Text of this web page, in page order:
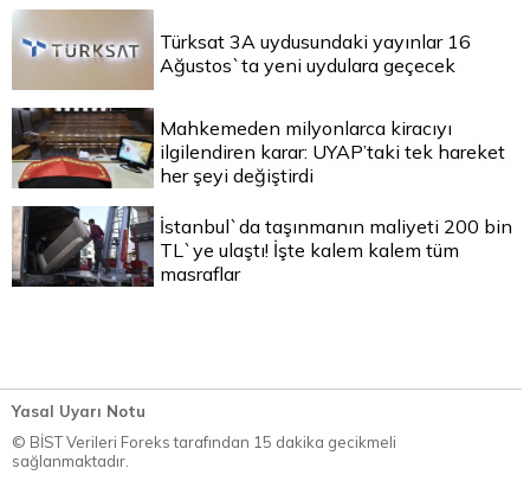
Türksat 3A uydusundaki yayınlar 16
Ağustos`ta yeni uydulara geçecek
Mahkemeden milyonlarca kiracıyı
ilgilendiren karar: UYAP’taki tek hareket
her şeyi değiştirdi
İstanbul`da taşınmanın maliyeti 200 bin
TL`ye ulaştı! İşte kalem kalem tüm
masraflar
Yasal Uyarı Notu
© BİST Verileri Foreks tarafından 15 dakika gecikmeli
sağlanmaktadır.